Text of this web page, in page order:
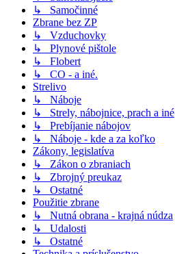
↳ Samočinné
Zbrane bez ZP
↳ Vzduchovky
↳ Plynové pištole
↳ Flobert
↳ CO - a iné.
Strelivo
↳ Náboje
↳ Strely, nábojnice, prach a iné
↳ Prebíjanie nábojov
↳ Náboje - kde a za koľko
Zákony, legislatíva
↳ Zákon o zbraniach
↳ Zbrojný preukaz
↳ Ostatné
Použitie zbrane
↳ Nutná obrana - krajná núdza
↳ Udalosti
↳ Ostatné